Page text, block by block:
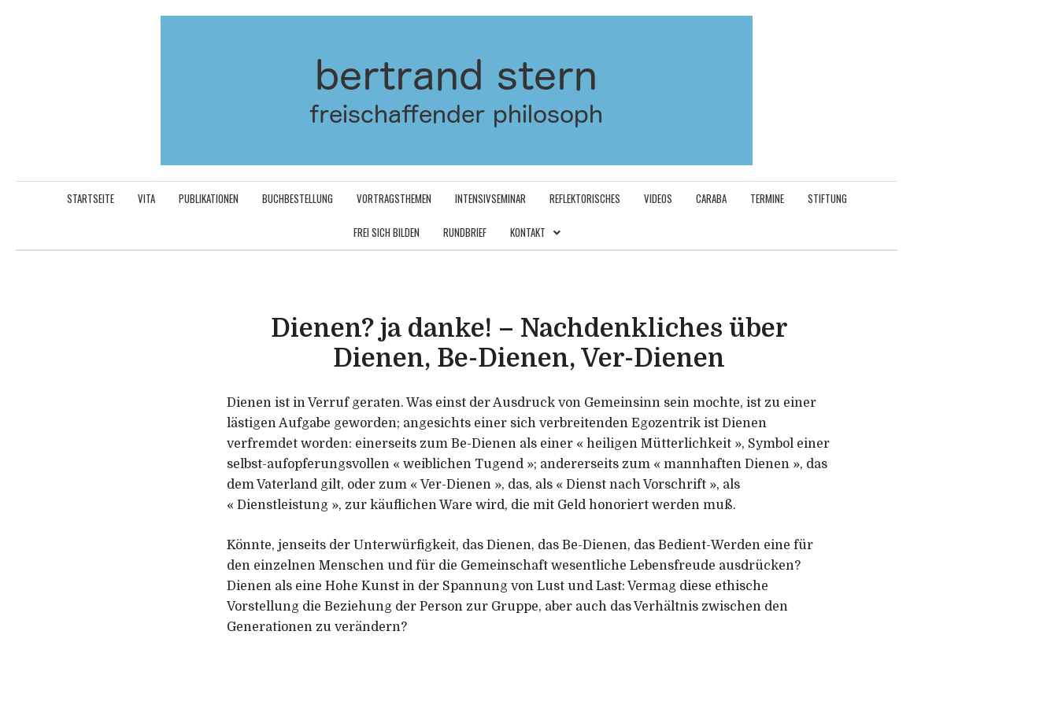
STARTSEITE VITA PUBLIKATIONEN BUCHBESTELLUNG VORTRAGSTHEMEN INTENSIVSEMINAR REFLEKTORISCHES VIDEOS CARABA TERMINE STIFTUNG
FREI SICH BILDEN RUNDBRIEF KONTAKT
Dienen? ja danke! – Nachdenkliches über
Dienen, Be-Dienen, Ver-Dienen
Dienen ist in Verruf geraten. Was einst der Ausdruck von Gemeinsinn sein mochte, ist zu einer
lästigen Aufgabe geworden; angesichts einer sich verbreitenden Egozentrik ist Dienen
verfremdet worden: einerseits zum Be-Dienen als einer « heiligen Mütterlichkeit », Symbol einer
selbst-aufopferungsvollen « weiblichen Tugend »; andererseits zum « mannhaften Dienen », das
dem Vaterland gilt, oder zum « Ver-Dienen », das, als « Dienst nach Vorschrift », als
« Dienstleistung », zur käuflichen Ware wird, die mit Geld honoriert werden muß.
Könnte, jenseits der Unterwürfigkeit, das Dienen, das Be-Dienen, das Bedient-Werden eine für
den einzelnen Menschen und für die Gemeinschaft wesentliche Lebensfreude ausdrücken?
Dienen als eine Hohe Kunst in der Spannung von Lust und Last: Vermag diese ethische
Vorstellung die Beziehung der Person zur Gruppe, aber auch das Verhältnis zwischen den
Generationen zu verändern?